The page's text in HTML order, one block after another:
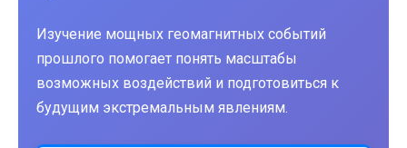
Изучение мощных геомагнитных событий
прошлого помогает понять масштабы
возможных воздействий и подготовиться к
будущим экстремальным явлениям.